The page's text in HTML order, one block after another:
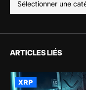
ARTICLES LIÉS
XRP